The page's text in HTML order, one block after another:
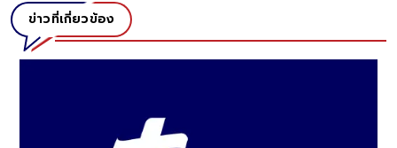
ข่าวที่เกี่ยวข้อง